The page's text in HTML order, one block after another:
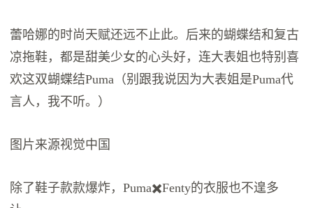
蕾哈娜的时尚天赋还远不止此。后来的蝴蝶结和复古
凉拖鞋，都是甜美少女的心头好，连大表姐也特别喜
欢这双蝴蝶结Puma（别跟我说因为大表姐是Puma代
言人，我不听。）
图片来源视觉中国
除了鞋子款款爆炸，Puma✖️Fenty的衣服也不遑多